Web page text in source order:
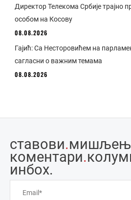
Директор Телекома Србије трајно
особом на Косову
08.08.2026
Гајић: Са Несторовићем на
сагласни о важним темама
08.08.2026
ставови.
коментари.
инбоx.